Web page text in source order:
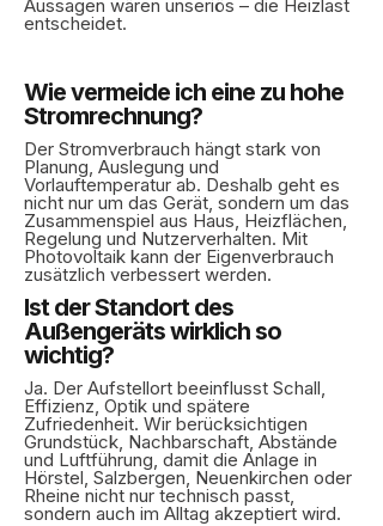
Aussagen wären unseriös – die Heizlast
entscheidet.
Wie vermeide ich eine zu hohe
Stromrechnung?
Der Stromverbrauch hängt stark von
Planung, Auslegung und
Vorlauftemperatur ab. Deshalb geht es
nicht nur um das Gerät, sondern um das
Zusammenspiel aus Haus, Heizflächen,
Regelung und Nutzerverhalten. Mit
Photovoltaik kann der Eigenverbrauch
zusätzlich verbessert werden.
Ist der Standort des
Außengeräts wirklich so
wichtig?
Ja. Der Aufstellort beeinflusst Schall,
Effizienz, Optik und spätere
Zufriedenheit. Wir berücksichtigen
Grundstück, Nachbarschaft, Abstände
und Luftführung, damit die Anlage in
Hörstel, Salzbergen, Neuenkirchen oder
Rheine nicht nur technisch passt,
sondern auch im Alltag akzeptiert wird.